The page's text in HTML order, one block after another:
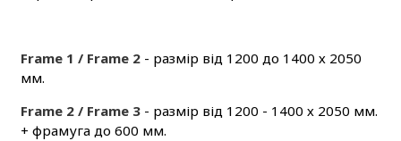
Frame 1 / Frame 2- размір від 1200 до 1400 х 2050
мм.
Frame 2 / Frame 3- размір від 1200 - 1400 х 2050 мм.
+ фрамуга до 600 мм.